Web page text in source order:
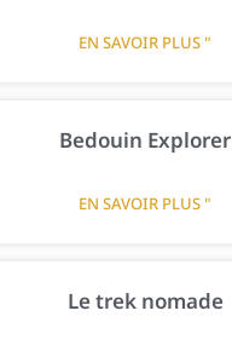
EN SAVOIR PLUS "
Bedouin Explorer
EN SAVOIR PLUS "
Le trek nomade